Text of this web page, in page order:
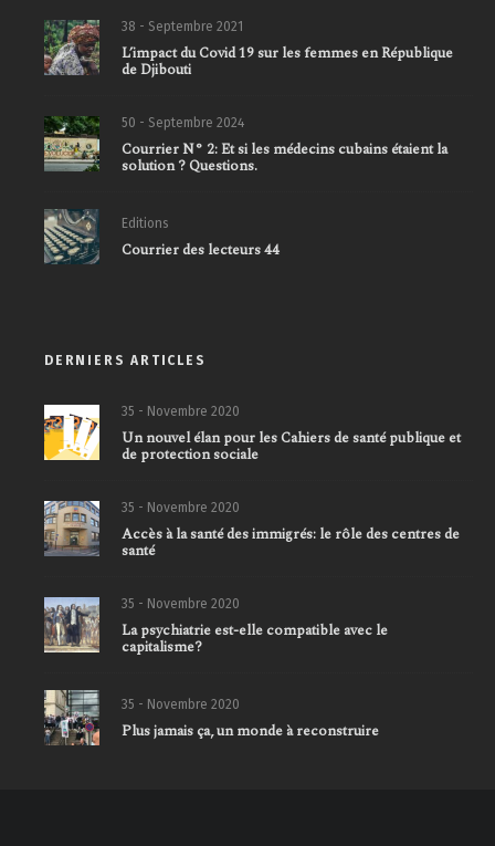
38 - Septembre 2021
L’impact du Covid 19 sur les femmes en République
de Djibouti
50 - Septembre 2024
Courrier N° 2: Et si les médecins cubains étaient la
solution ? Questions.
Editions
Courrier des lecteurs 44
DERNIERS ARTICLES
35 - Novembre 2020
Un nouvel élan pour les Cahiers de santé publique et
de protection sociale
35 - Novembre 2020
Accès à la santé des immigrés: le rôle des centres de
santé
35 - Novembre 2020
La psychiatrie est-elle compatible avec le
capitalisme?
35 - Novembre 2020
Plus jamais ça, un monde à reconstruire